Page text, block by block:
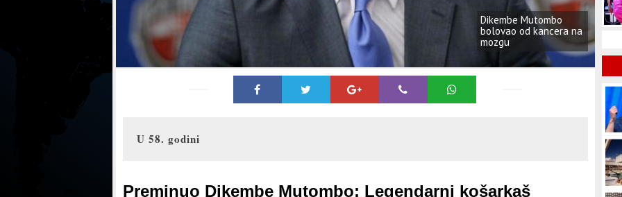
Dikembe Mutombo
bolovao od kancera na
mozgu
U 58. godini
Preminuo Dikembe Mutombo: Legendarni košarkaš